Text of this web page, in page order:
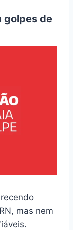
golpes de
mas nem